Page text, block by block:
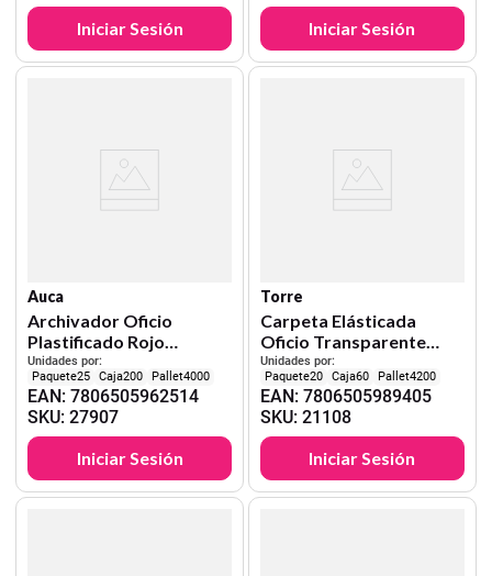
Iniciar Sesión
Iniciar Sesión
Auca
Archivador Oficio
Plastificado Rojo
C/Gusano Auca
Unidades por:
25
200 4000
EAN:7806505962514
SKU:27907
Iniciar Sesión
Torre
Carpeta Elásticada
Oficio Transparente
Surtido
Unidades por:
20
60 4200
EAN: 7806505989405
SKU: 21108
Iniciar Sesión